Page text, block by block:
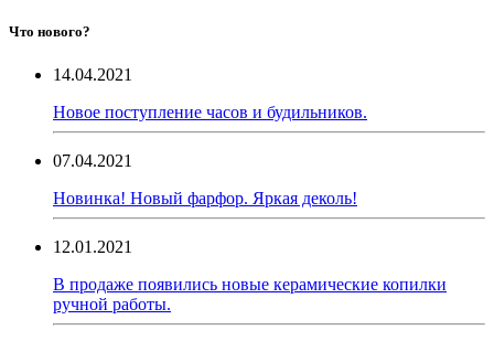
Что нового?
14.04.2021
Новое поступление часов и будильников.
07.04.2021
Новинка! Новый фарфор. Яркая деколь!
12.01.2021
В продаже появились новые керамические копилки
ручной работы.